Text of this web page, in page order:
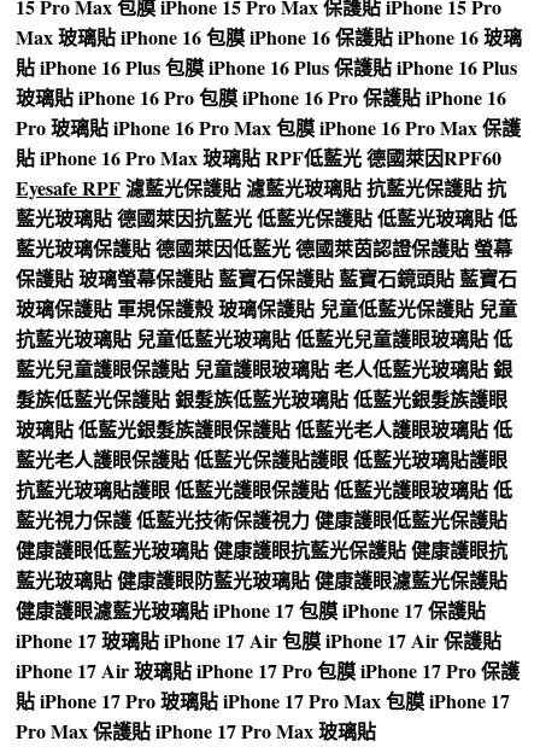
15 Pro Max 包膜iPhone 15 Pro Max 保護貼iPhone 15 Pro
Max 玻璃貼iPhone 16 包膜iPhone 16 保護貼iPhone 16 玻璃
貼iPhone 16 Plus 包膜iPhone 16 Plus 保護貼iPhone 16 Plus
玻璃貼iPhone 16 Pro 包膜iPhone 16 Pro 保護貼iPhone 16
Pro 玻璃貼iPhone 16 Pro Max 包膜iPhone 16 Pro Max 保護
貼iPhone 16 Pro Max 玻璃貼RPF低藍光德國萊因RPF60
Eyesafe RPF濾藍光保護貼濾藍光玻璃貼抗藍光保護貼抗
藍光玻璃貼德國萊因抗藍光低藍光保護貼低藍光玻璃貼低
藍光玻璃保護貼德國萊因低藍光德國萊茵認證保護貼螢幕
保護貼玻璃螢幕保護貼藍寶石保護貼藍寶石鏡頭貼藍寶石
玻璃保護貼 軍規保護殼玻璃保護貼 兒童低藍光保護貼 兒童
抗藍光玻璃貼 兒童低藍光玻璃貼低藍光兒童護眼玻璃貼低
藍光兒童護眼保護貼 兒童護眼玻璃貼老人低藍光玻璃貼銀
髮族低藍光保護貼銀髮族低藍光玻璃貼低藍光銀髮族護眼
玻璃貼低藍光銀髮族護眼保護貼低藍光老人護眼玻璃貼低
藍光老人護眼保護貼低藍光保護貼護眼低藍光玻璃貼護眼
抗藍光玻璃貼護眼低藍光護眼保護貼低藍光護眼玻璃貼低
藍光視力保護低藍光技術保護視力健康護眼低藍光保護貼
健康護眼低藍光玻璃貼健康護眼抗藍光保護貼健康護眼抗
藍光玻璃貼健康護眼防藍光玻璃貼健康護眼濾藍光保護貼
健康護眼濾藍光玻璃貼iPhone 17 包膜iPhone 17 保護貼
iPhone 17 玻璃貼iPhone 17 Air 包膜iPhone 17 Air 保護貼
iPhone 17 Air 玻璃貼iPhone 17 Pro 包膜iPhone 17 Pro 保護
貼iPhone 17 Pro 玻璃貼iPhone 17 Pro Max 包膜iPhone 17
Pro Max 保護貼iPhone 17 Pro Max 玻璃貼